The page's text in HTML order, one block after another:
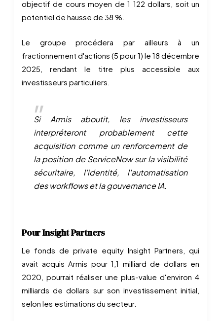
objectif de cours moyen de 1 122 dollars, soit un
potentiel de hausse de 38 %.
Le groupe procédera par ailleurs à un
fractionnement d'actions (5 pour 1) le 18 décembre
2025, rendant le titre plus accessible aux
investisseurs particuliers.
Si Armis aboutit, les investisseurs
interpréteront probablement cette
acquisition comme un renforcement de
la position de ServiceNow sur la visibilité
sécuritaire, l'identité, l'automatisation
des workflows et la gouvernance IA.
Pour Insight Partners
Le fonds de private equity Insight Partners, qui
avait acquis Armis pour 1,1 milliard de dollars en
2020, pourrait réaliser une plus-value d'environ 4
milliards de dollars sur son investissement initial,
selon les estimations du secteur.